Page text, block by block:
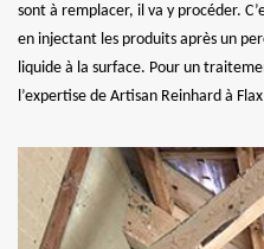
sont à remplacer, il va y procéder.
en injectant les produits après un
liquide à la surface. Pour un
l’expertise de Artisan Reinhard à